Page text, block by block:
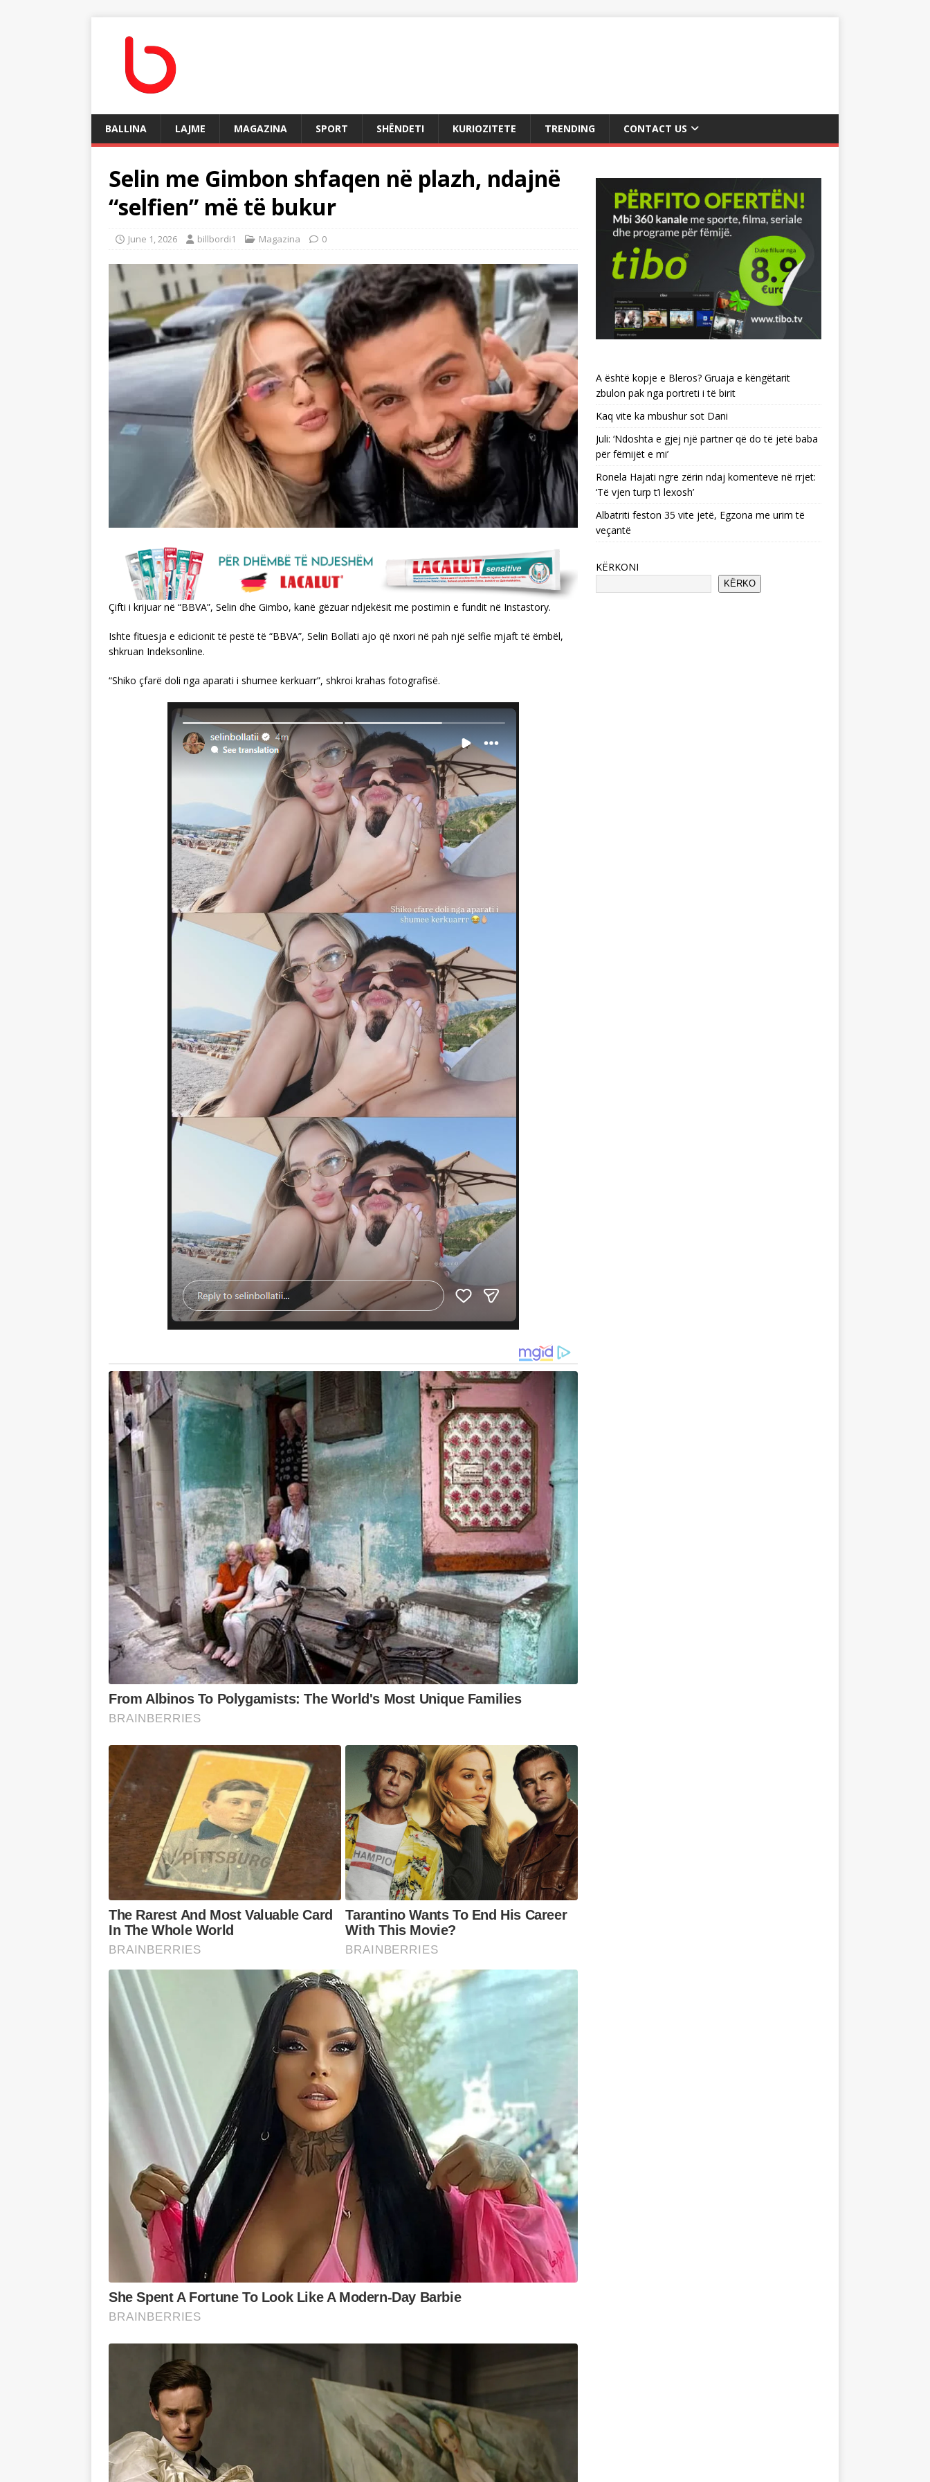
BALLINA LAJME MAGAZINA SPORT SHËNDETI KURIOZITETE TRENDING CONTACT US
Selin me Gimbon shfaqen në plazh, ndajnë
“selfien” më të bukur
June 1, 2026 billbordi1 Magazina 0
Çifti i krijuar në “BBVA”, Selin dhe Gimbo, kanë gëzuar ndjekësit me postimin e fundit në Instastory.
Ishte fituesja e edicionit të pestë të “BBVA”, Selin Bollati ajo që nxori në pah një selfie mjaft të ëmbël,
shkruan Indeksonline.
“Shiko çfarë doli nga aparati i shumee kerkuarr”, shkroi krahas fotografisë.
A është kopje e Bleros? Gruaja e këngëtarit
zbulon pak nga portreti i të birit
Kaq vite ka mbushur sot Dani
Juli: ‘Ndoshta e gjej një partner që do të jetë baba
për fëmijët e mi’
Ronela Hajati ngre zërin ndaj komenteve në rrjet:
‘Të vjen turp t’i lexosh’
Albatriti feston 35 vite jetë, Egzona me urim të
veçantë
KËRKONI
KËRKO